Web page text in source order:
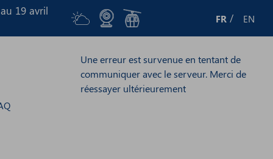
19 avril
FR EN
Une erreur est survenue en tentant de
communiquer avec le serveur. Merci de
réessayer ultérieurement